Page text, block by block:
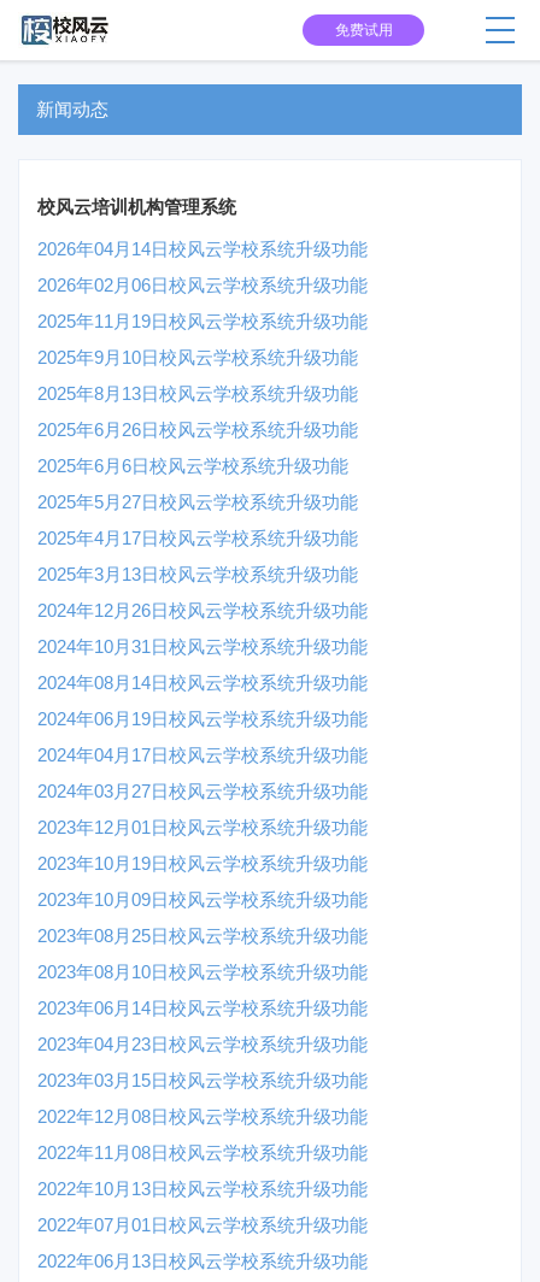
免费试用
新闻动态
校风云培训机构管理系统
2026年04月14日校风云学校系统升级功能
2026年02月06日校风云学校系统升级功能
2025年11月19日校风云学校系统升级功能
2025年9月10日校风云学校系统升级功能
2025年8月13日校风云学校系统升级功能
2025年6月26日校风云学校系统升级功能
2025年6月6日校风云学校系统升级功能
2025年5月27日校风云学校系统升级功能
2025年4月17日校风云学校系统升级功能
2025年3月13日校风云学校系统升级功能
2024年12月26日校风云学校系统升级功能
2024年10月31日校风云学校系统升级功能
2024年08月14日校风云学校系统升级功能
2024年06月19日校风云学校系统升级功能
2024年04月17日校风云学校系统升级功能
2024年03月27日校风云学校系统升级功能
2023年12月01日校风云学校系统升级功能
2023年10月19日校风云学校系统升级功能
2023年10月09日校风云学校系统升级功能
2023年08月25日校风云学校系统升级功能
2023年08月10日校风云学校系统升级功能
2023年06月14日校风云学校系统升级功能
2023年04月23日校风云学校系统升级功能
2023年03月15日校风云学校系统升级功能
2022年12月08日校风云学校系统升级功能
2022年11月08日校风云学校系统升级功能
2022年10月13日校风云学校系统升级功能
2022年07月01日校风云学校系统升级功能
2022年06月13日校风云学校系统升级功能